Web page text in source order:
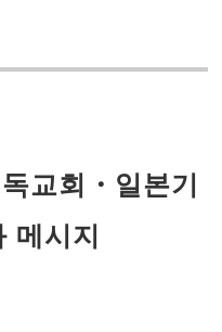
교회 ・ 일본기
메시지